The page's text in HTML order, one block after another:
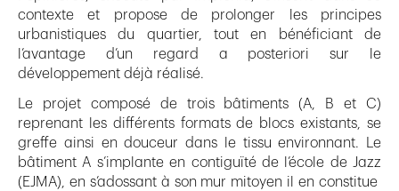
contexte et propose de prolonger les principes
urbanistiques du quartier, tout en bénéficiant de
l’avantage d’un regard a posteriori sur le
développement déjà réalisé.
Le projet composé de trois bâtiments (A, B et C)
reprenant les différents formats de blocs existants, se
greffe ainsi en douceur dans le tissu environnant. Le
bâtiment A s’implante en contiguïté de l’école de Jazz
(EJMA), en s’adossant à son mur mitoyen il en constitue